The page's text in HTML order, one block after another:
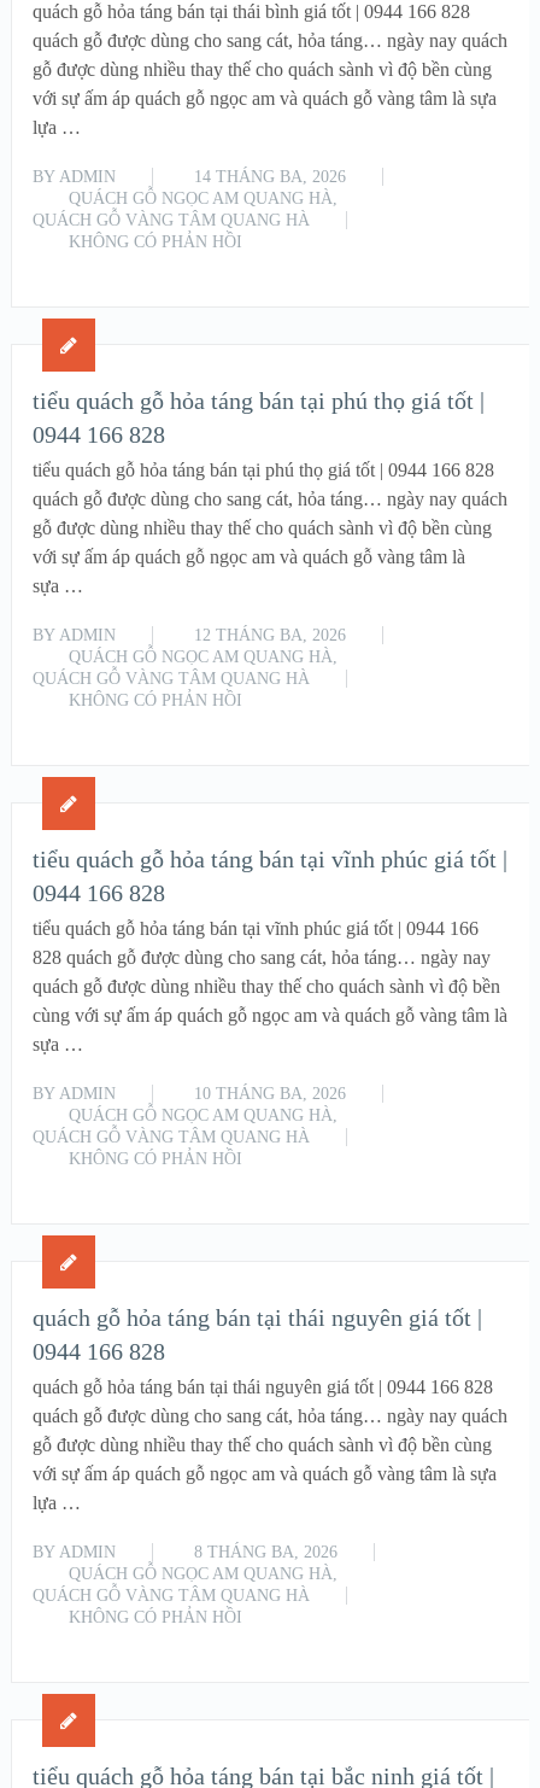
quách gỗ hỏa táng bán tại thái bình giá tốt | 0944 166 828
quách gỗ được dùng cho sang cát, hỏa táng… ngày nay quách
gỗ được dùng nhiều thay thế cho quách sành vì độ bền cùng
với sự ấm áp quách gỗ ngọc am và quách gỗ vàng tâm là sựa
lựa …
BY ADMIN
14 THÁNG BA, 2026
QUÁCH GỖ NGỌC AM QUANG HÀ,
QUÁCH GỖ VÀNG TÂM QUANG HÀ
KHÔNG CÓ PHẢN HỒI
tiểu quách gỗ hỏa táng bán tại phú thọ giá tốt |
0944 166 828
tiểu quách gỗ hỏa táng bán tại phú thọ giá tốt | 0944 166 828
quách gỗ được dùng cho sang cát, hỏa táng… ngày nay quách
gỗ được dùng nhiều thay thế cho quách sành vì độ bền cùng
với sự ấm áp quách gỗ ngọc am và quách gỗ vàng tâm là
sựa …
BY ADMIN
12 THÁNG BA, 2026
QUÁCH GỖ NGỌC AM QUANG HÀ,
QUÁCH GỖ VÀNG TÂM QUANG HÀ
KHÔNG CÓ PHẢN HỒI
tiểu quách gỗ hỏa táng bán tại vĩnh phúc giá tốt |
0944 166 828
tiểu quách gỗ hỏa táng bán tại vĩnh phúc giá tốt | 0944 166
828 quách gỗ được dùng cho sang cát, hỏa táng… ngày nay
quách gỗ được dùng nhiều thay thế cho quách sành vì độ bền
cùng với sự ấm áp quách gỗ ngọc am và quách gỗ vàng tâm là
sựa …
BY ADMIN
10 THÁNG BA, 2026
QUÁCH GỖ NGỌC AM QUANG HÀ,
QUÁCH GỖ VÀNG TÂM QUANG HÀ
KHÔNG CÓ PHẢN HỒI
quách gỗ hỏa táng bán tại thái nguyên giá tốt |
0944 166 828
quách gỗ hỏa táng bán tại thái nguyên giá tốt | 0944 166 828
quách gỗ được dùng cho sang cát, hỏa táng… ngày nay quách
gỗ được dùng nhiều thay thế cho quách sành vì độ bền cùng
với sự ấm áp quách gỗ ngọc am và quách gỗ vàng tâm là sựa
lựa …
BY ADMIN
8 THÁNG BA, 2026
QUÁCH GỖ NGỌC AM QUANG HÀ,
QUÁCH GỖ VÀNG TÂM QUANG HÀ
KHÔNG CÓ PHẢN HỒI
tiểu quách gỗ hỏa táng bán tại bắc ninh giá tốt |